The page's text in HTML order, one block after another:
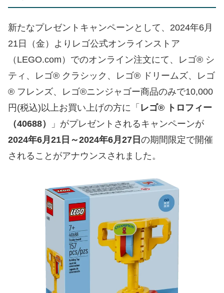
新たなプレゼントキャンペーンとして、2024年6月
21日（金）よりレゴ公式オンラインストア
（LEGO.com）でのオンライン注文にて、レゴ® シ
ティ、レゴ® クラシック、レゴ® ドリームズ、レゴ
® フレンズ、レゴ®ニンジャゴー商品のみで10,000
円(税込)以上お買い上げの方に「 レゴ® トロフィー
（40688）
」がプレゼントされるキャンペーンが
2024年6月21日～2024年6月27日 の期間限定で開催
されることがアナウンスされました。